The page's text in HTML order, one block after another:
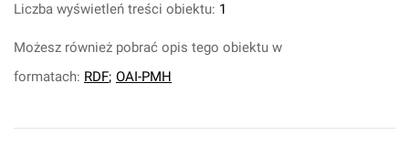
Liczba wyświetleń treści obiektu: 1
Możesz również pobrać opis tego obiektu w
formatach: RDF; OAI-PMH